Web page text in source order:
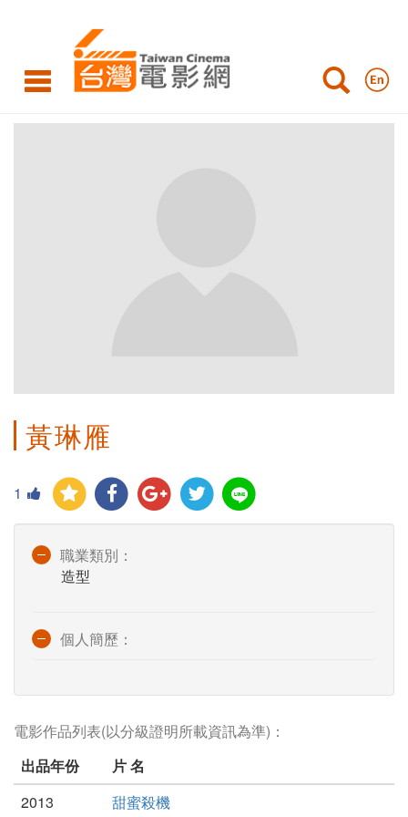
黃琳雁
1
職業類別：
造型
個人簡歷：
電影作品列表(以分級證明所載資訊為準)：
出品年份
片 名
2013
甜蜜殺機